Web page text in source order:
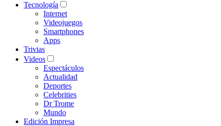
Tecnología
Internet
Videojuegos
Smartphones
Apps
Trivias
Videos
Espectáculos
Actualidad
Deportes
Celebrities
Dr Trome
Mundo
Edición Impresa